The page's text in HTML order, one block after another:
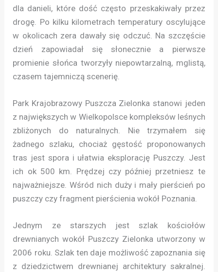
dla danieli, które dość często przeskakiwały przez
drogę. Po kilku kilometrach temperatury oscylujące
w okolicach zera dawały się odczuć. Na szczęście
dzień zapowiadał się słonecznie a pierwsze
promienie słońca tworzyły niepowtarzalną, mglistą,
czasem tajemniczą scenerię.
Park Krajobrazowy Puszcza Zielonka stanowi jeden
z największych w Wielkopolsce kompleksów leśnych
zbliżonych do naturalnych. Nie trzymałem się
żadnego szlaku, chociaż gęstość proponowanych
tras jest spora i ułatwia eksplorację Puszczy. Jest
ich ok 500 km. Prędzej czy później przetniesz te
najważniejsze. Wśród nich duży i mały pierścień po
puszczy czy fragment pierścienia wokół Poznania.
Jednym ze starszych jest szlak kościołów
drewnianych wokół Puszczy Zielonka utworzony w
2006 roku. Szlak ten daje możliwość zapoznania się
z dziedzictwem drewnianej architektury sakralnej.